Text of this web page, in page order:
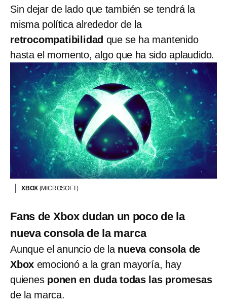
Sin dejar de lado que también se tendrá la
misma política alrededor de la
retrocompatibilidad que se ha mantenido
hasta el momento, algo que ha sido aplaudido.
XBOX (MICROSOFT)
Fans de Xbox dudan un poco de la
nueva consola de la marca
Aunque el anuncio de la nueva consola de
Xbox emocionó a la gran mayoría, hay
quienes ponen en duda todas las promesas
de la marca.